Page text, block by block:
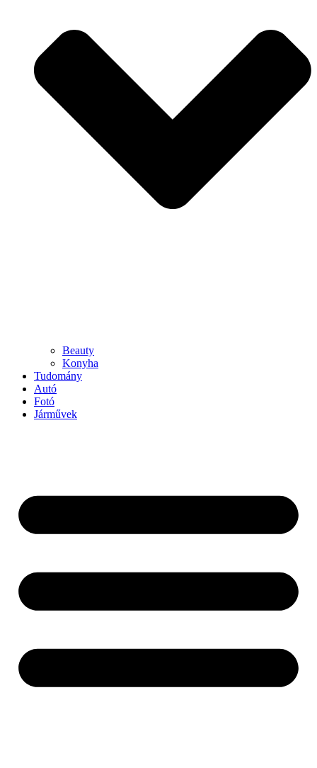
Beauty
Konyha
Tudomány
Autó
Fotó
Járművek